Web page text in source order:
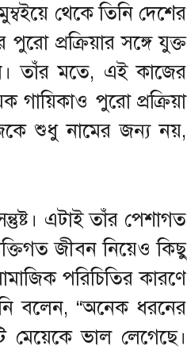
থেকে তিনি দেশের
প্রক্রিয়ার সঙ্গে যুক্ত
তাঁর মতে, এই কাজের
গায়িকাও পুরো প্রক্রিয়া
শুধু নামের জন্য নয়,
এটাই তাঁর পেশাগত
জীবন নিয়েও কিছু
পরিচিতির কারণে
বলেন, “অনেক ধরনের
ভাল লেগেছে।